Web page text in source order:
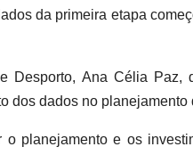
da primeira etapa
Desporto, Ana Célia Paz,
dos dados no planejamento
planejamento e os